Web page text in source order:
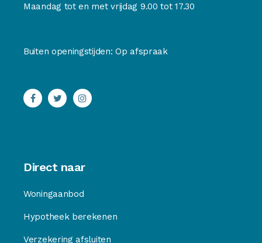
Maandag tot en met vrijdag 9.00 tot 17.30
Buiten openingstijden: Op afspraak
Direct naar
Woningaanbod
Hypotheek berekenen
Verzekering afsluiten